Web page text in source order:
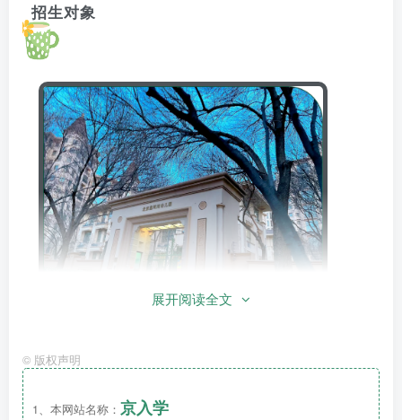
招生对象
：2021年9月1日—2022年8月31日
展开阅读全文
© 版权声明
1、本网站名称： 京入学